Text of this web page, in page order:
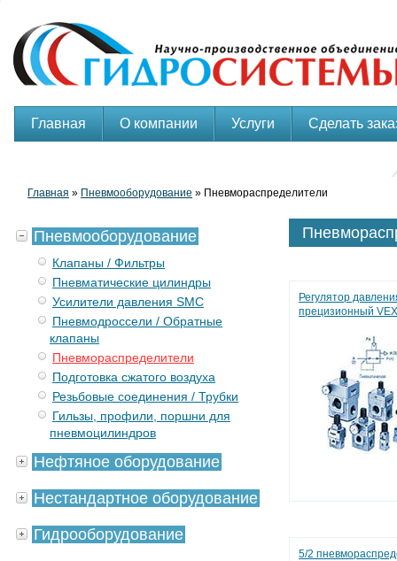
Главная О компании Услуги Сделать
Главная » Пневмооборудование » Пневмораспределители
Регулятор
прецизионный VEX
5/2
Пневмооборудование
Клапаны / Фильтры
Пневматические цилиндры
Усилители давления SMC
Пневмодроссели / Обратные
клапаны
Пневмораспределители
Подготовка сжатого воздуха
Резьбовые соединения / Трубки
Гильзы, профили, поршни для
пневмоцилиндров
Нефтяное оборудование
Нестандартное оборудование
Гидрооборудование